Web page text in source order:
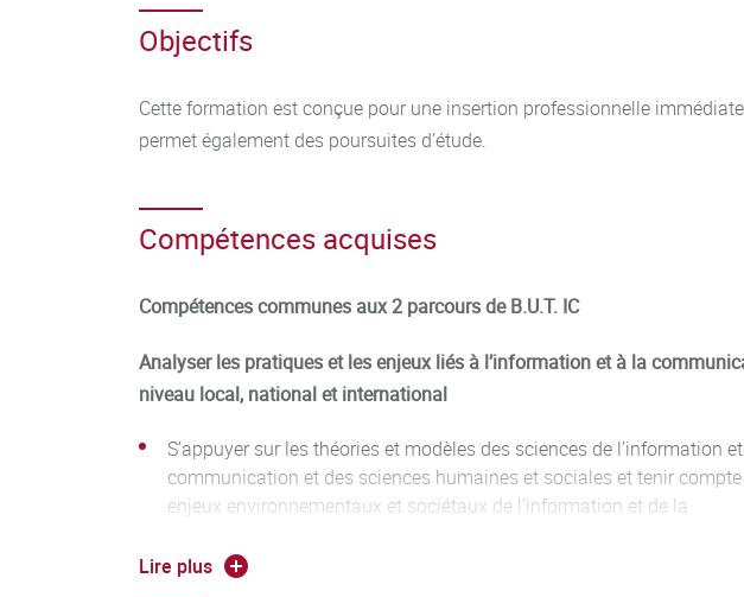
Objectifs
Cette formation est conçue pour une insertion professionnelle
permet également des poursuites d’étude.
Compétences acquises
Compétences communes aux 2 parcours de B.U.T. IC
Analyser les pratiques et les enjeux liés à l’information et à la
niveau local, national et international
S’appuyer sur les théories et modèles des sciences de l’information
communication et des sciences humaines et sociales et tenir
enjeux environnementaux et sociétaux de l’information et de la
écologiques, éthiques…)
Lire plus